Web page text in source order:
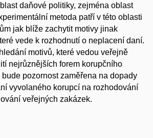
daňové politiky, zejména oblast
metoda patří v této oblasti
jak blíže zachytit motivy jinak
vede k rozhodnutí o neplacení daní.
motivů, které vedou veřejně
nejrůznějších forem korupčního
pozornost zaměřena na dopady
vyvolaného korupcí na rozhodování
veřejných zakázek.